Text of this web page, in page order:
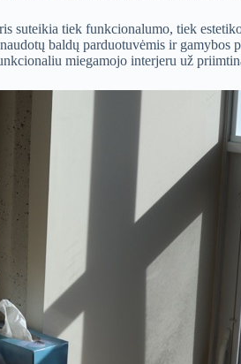
suteikia tiek funkcionalumo, tiek
baldų parduotuvėmis ir
miegamojo interjeru už